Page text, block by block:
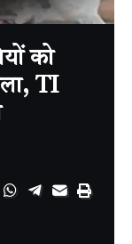
को
TI